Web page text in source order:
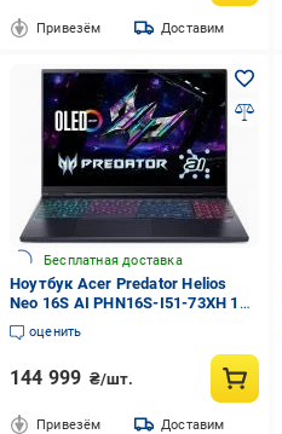
Привезём Доставим
Бесплатная доставка
Ноутбук Acer Predator Helios
Neo 16S AI PHN16S-I51-73XH 16"
(NH.U3VEU.003) abyssal black
оценить
144 999 ₴/шт.
Привезём Доставим